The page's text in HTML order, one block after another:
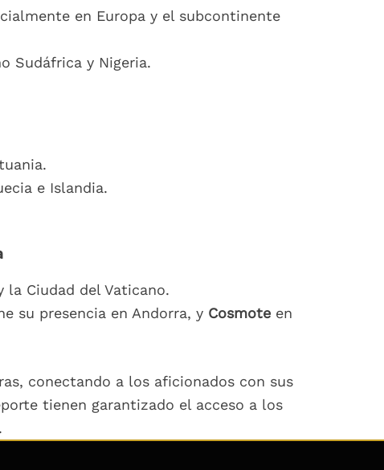
en Europa y el subcontinente
Sudáfrica y Nigeria.
e Islandia.
la Ciudad del Vaticano.
su presencia en Andorra, y Cosmoteen
conectando a los aficionados con sus
tienen garantizado el acceso a los